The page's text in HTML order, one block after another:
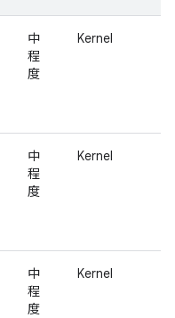
中
程
度
Kernel
中
程
度
Kernel
中
程
度
Kernel